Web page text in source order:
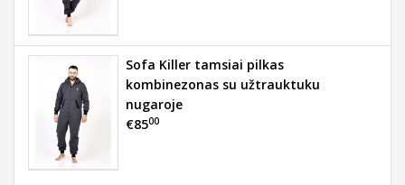
Sofa Killer tamsiai pilkas
kombinezonas su užtrauktuku
nugaroje
€8500